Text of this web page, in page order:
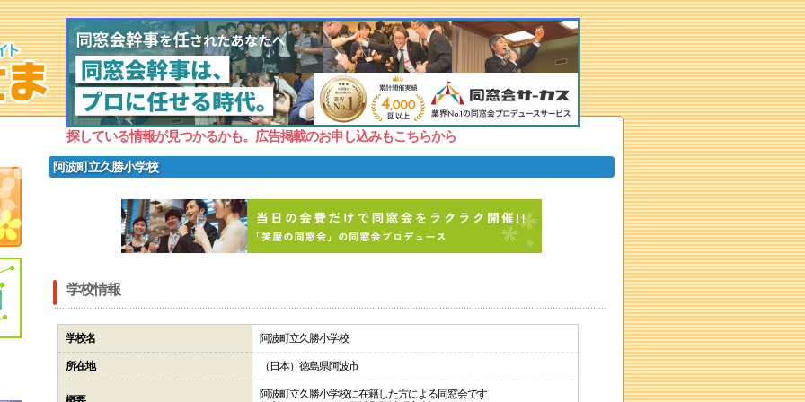
探している情報が見つかるかも。広告掲載のお申し込みもこちらから
阿波町立久勝小学校
学校情報
学校名 阿波町立久勝小学校
所在地 （日本）徳島県阿波市
阿波町立久勝小学校に在籍した方による同窓会です